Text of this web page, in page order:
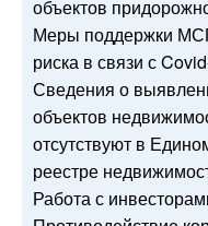
объектов
Меры поддержки
риска в связи с
Сведения о
объектов
отсутствуют в
реестре
Работа с